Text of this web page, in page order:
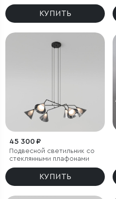
КУПИТЬ
45 300 ₽
Подвесной светильник со
стеклянными плафонами
КУПИТЬ